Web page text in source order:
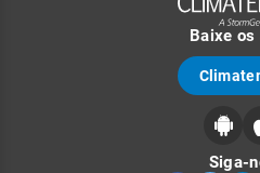
Baixe os
Siga-